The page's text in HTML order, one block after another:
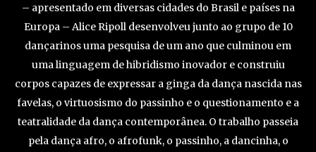
– apresentado em diversas cidades do Brasil e países na
Europa – Alice Ripoll desenvolveu junto ao grupo de 10
dançarinos uma pesquisa de um ano ​que culminou em
uma linguagem de hibridismo inovador e construiu
corpos capazes de expressar a ginga da dança nascida nas
favelas, o virtuosismo do passinho e o questionamento e a
teatralidade da dança contemporânea. O trabalho passeia
pela dança afro, o afrofunk, o passinho, a dancinha, o